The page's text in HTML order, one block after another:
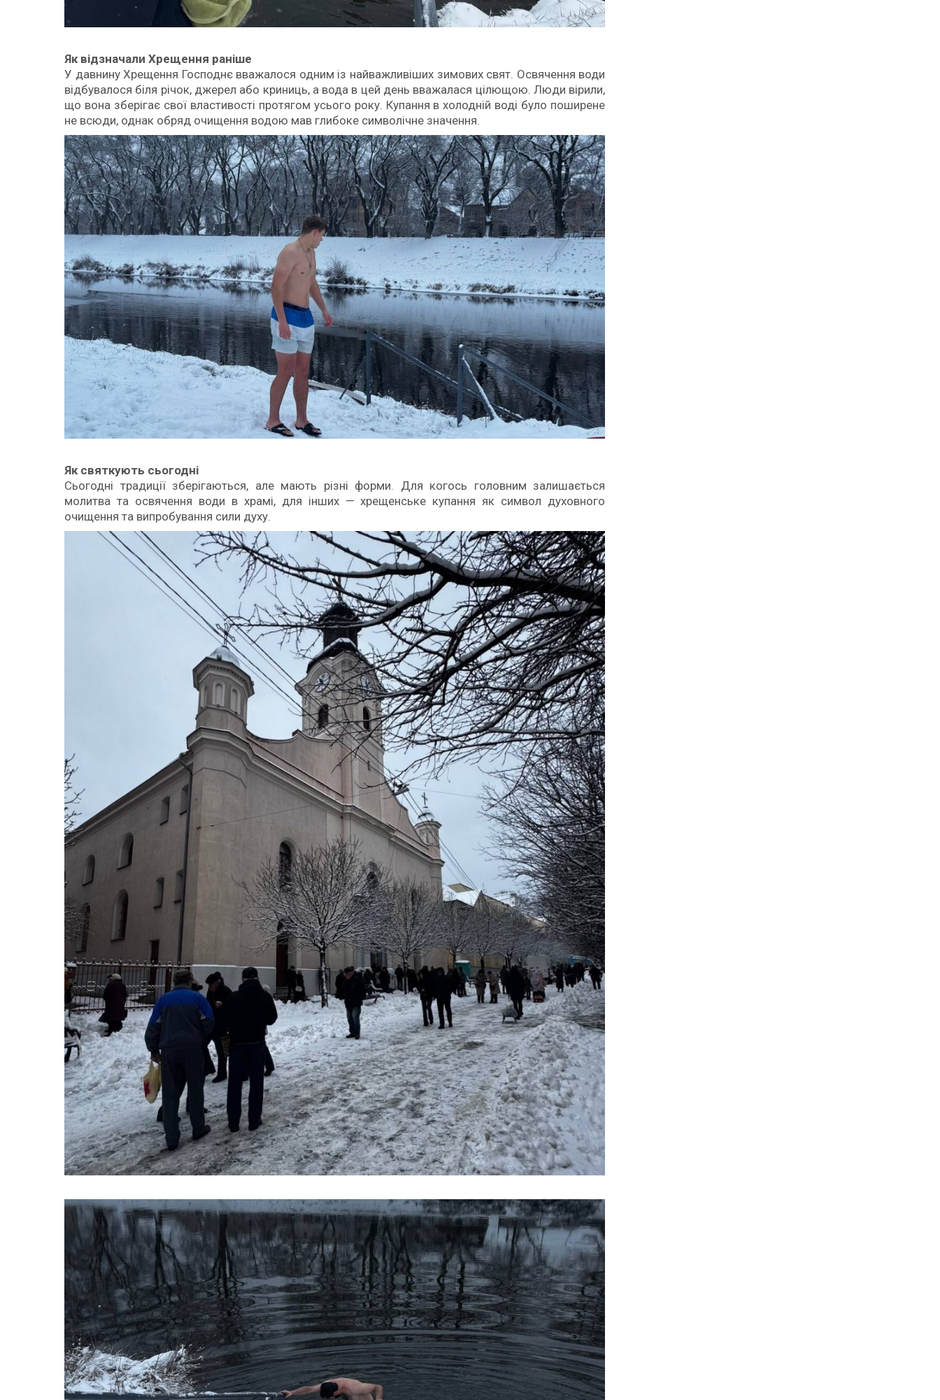
Як відзначали Хрещення раніше
У давнину Хрещення Господнє вважалося одним із найважливіших зимових свят. Освячення води
відбувалося біля річок, джерел або криниць, а вода в цей день вважалася цілющою. Люди вірили,
що вона зберігає свої властивості протягом усього року. Купання в холодній воді було поширене
не всюди, однак обряд очищення водою мав глибоке символічне значення.
Як святкують сьогодні
Сьогодні традиції зберігаються, але мають різні форми. Для когось головним залишається
молитва та освячення води в храмі, для інших — хрещенське купання як символ духовного
очищення та випробування сили духу.